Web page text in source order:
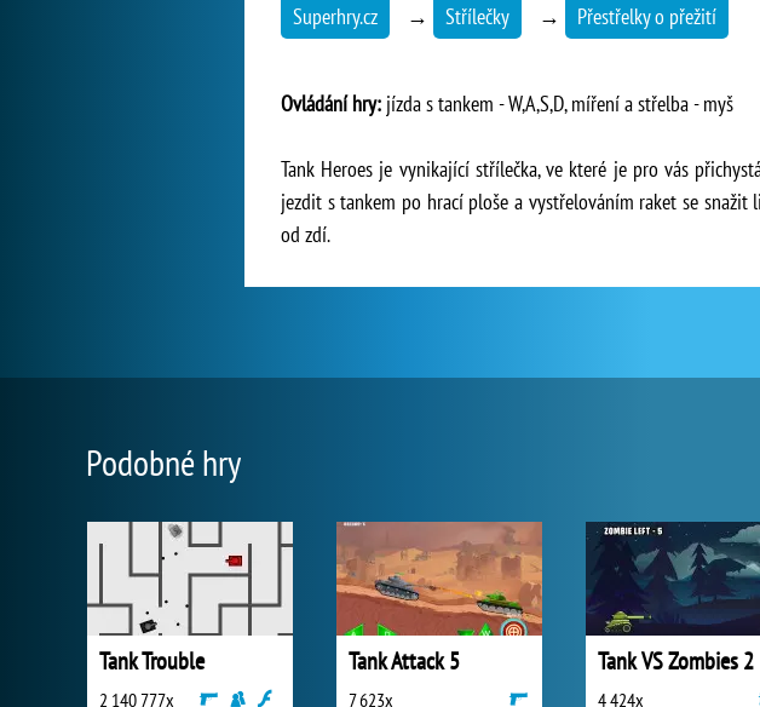
Superhry.cz → Střílečky → Přestřelky o přežití
Ovládání hry: jízda s tankem - W,A,S,D, míření a střelba - myš
Tank Heroes je vynikající střílečka, ve které je pro vás
jezdit s tankem po hrací ploše a vystřelováním raket se
od zdí.
Podobné hry
Tank Trouble
2 140 777x
Tank Attack 5
7 623x
Tank VS Zombies 2
4 424x